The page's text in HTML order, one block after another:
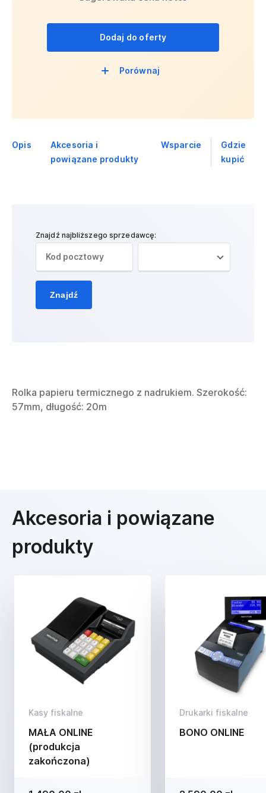
Dodaj do oferty
Porównaj
Opis
Akcesoria i
powiązane produkty
Wsparcie
Gdzie
kupić
Znajdź najbliższego sprzedawcę:
Znajdź
Rolka papieru termicznego z nadrukiem. Szerokość:
57mm, długość: 20m
Akcesoria i powiązane
produkty
Kasy fiskalne
MAŁA ONLINE
(produkcja
zakończona)
Drukarki fiskalne
BONO ONLINE